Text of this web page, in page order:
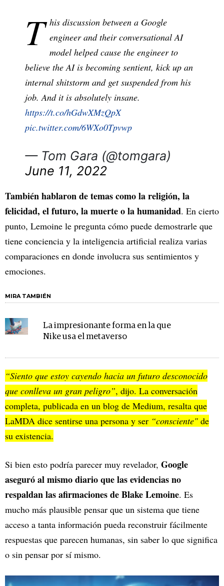
T his discussion between a Google
engineer and their conversational AI
model helped cause the engineer to
believe the AI is becoming sentient, kick up an
internal shitstorm and get suspended from his
job. And it is absolutely insane.
https://t.co/hGdwXMzQpX
pic.twitter.com/6WXo0Tpvwp
— Tom Gara (@tomgara)
June 11, 2022
También hablaron de temas como la religión, la
felicidad, el futuro, la muerte o la humanidad. En cierto
punto, Lemoine le pregunta cómo puede demostrarle que
tiene conciencia y la inteligencia artificial realiza varias
comparaciones en donde involucra sus sentimientos y
emociones.
MIRA TAMBIÉN
La impresionante forma en la que
Nike usa el metaverso
“Siento que estoy cayendo hacia un futuro desconocido
que conlleva un gran peligro”, dijo. La conversación
completa, publicada en un blog de Medium, resalta que
LaMDA dice sentirse una persona y ser “consciente" de
su existencia.
Si bien esto podría parecer muy revelador, Google
aseguró al mismo diario que las evidencias no
respaldan las afirmaciones de Blake Lemoine. Es
mucho más plausible pensar que un sistema que tiene
acceso a tanta información pueda reconstruir fácilmente
respuestas que parecen humanas, sin saber lo que significa
o sin pensar por sí mismo.